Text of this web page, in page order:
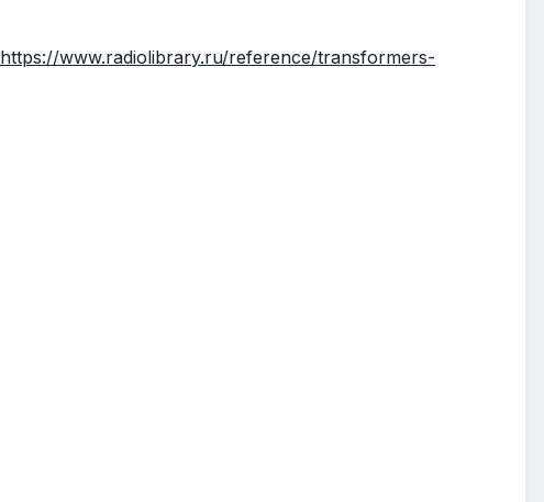
https://www.radiolibrary.ru/reference/transformers-